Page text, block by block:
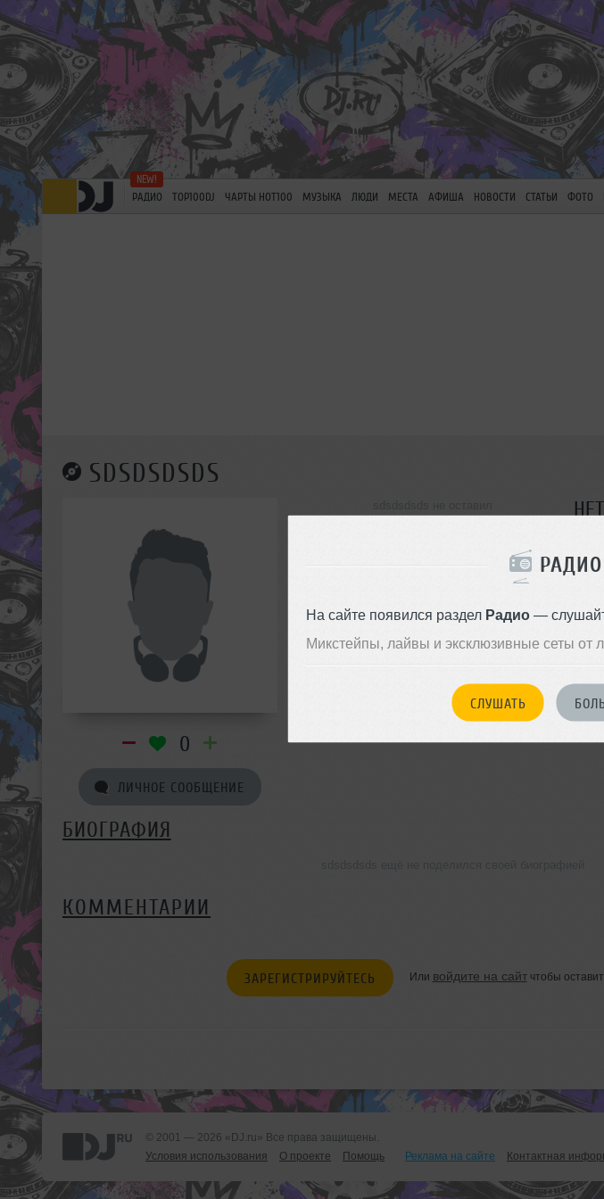
РАДИО
На сайте появился раздел Радио—
Микстейпы, лайвы и эксклюзивные сеты от
СЛУШАТЬ
РАДИО TOP100DJ ЧАРТЫ HOT100 МУЗЫКА ЛЮДИ МЕСТА АФИША НОВОСТИ СТАТЬИ ФОТО
SDSDSDSDS
0
ЛИЧНОЕ СООБЩЕНИЕ
БИОГРАФИЯ
КОММЕНТАРИИ
ЗАРЕГИСТРИРУЙТЕСЬ Или войдите на сайтчтобы
© 2001 — 2026 «DJ.ru» Все права защищены.
Условия использования
О проекте Помощь Реклама на сайте Контактная